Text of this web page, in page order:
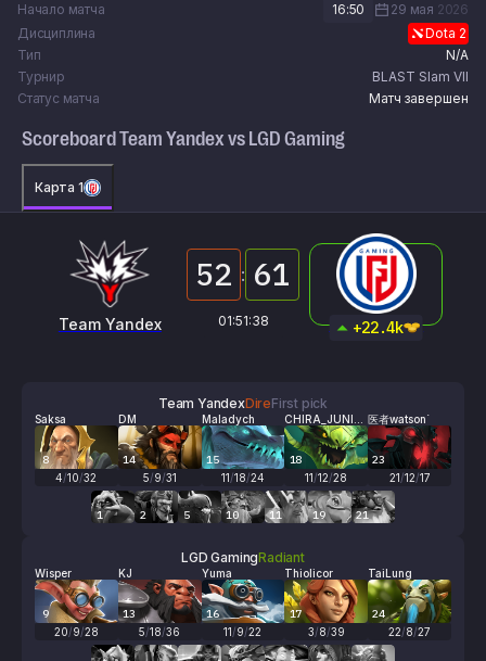
Начало матча 16:50 29 мая 2026
Дисциплина
Dota 2
Тип
N/A
Турнир
BLAST Slam VII
Статус матча
Матч завершен
Scoreboard Team Yandex vs LGD Gaming
Карта 1
Team Yandex
52 : 61
01:51:38 LGD Gaming
+22.4k
Team YandexDireFirst pick
Saksa
8
4/10/32
DM
14
5/9/31
Maladych
15
11/18/24
CHIRA_JUNIO
R
18
11/12/28
医者watson`
23
21/12/17
1 2 5 10 11 19 21
LGD GamingRadiant
Wisper
9
20/9/28
KJ
13
5/18/36
Yuma
16
11/9/22
Thiolicor
17
3/8/39
TaiLung
24
22/8/27